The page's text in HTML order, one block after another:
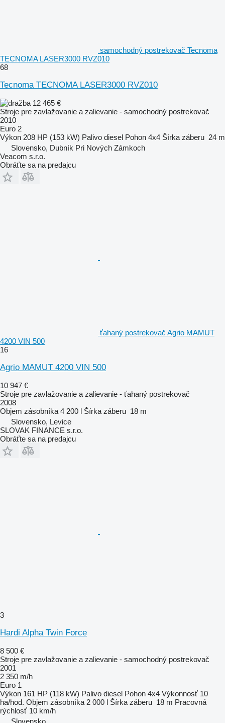
samochodný postrekovač Tecnoma
TECNOMA LASER3000 RVZ010
68
Tecnoma TECNOMA LASER3000 RVZ010
12 465 €
Stroje pre zavlažovanie a zalievanie - samochodný postrekovač
2010
Euro 2
Výkon 208 HP (153 kW) Palivo diesel Pohon 4x4 Šírka záberu 24 m
Slovensko, Dubník Pri Nových Zámkoch
Veacom s.r.o.
Obráťte sa na predajcu
ťahaný postrekovač Agrio MAMUT
4200 VIN 500
16
Agrio MAMUT 4200 VIN 500
10 947 €
Stroje pre zavlažovanie a zalievanie - ťahaný postrekovač
2008
Objem zásobníka 4 200 l Šírka záberu 18 m
Slovensko, Levice
SLOVAK FINANCE s.r.o.
Obráťte sa na predajcu
3
Hardi Alpha Twin Force
8 500 €
Stroje pre zavlažovanie a zalievanie - samochodný postrekovač
2001
2 350 m/h
Euro 1
Výkon 161 HP (118 kW) Palivo diesel Pohon 4x4 Výkonnosť 10
ha/hod. Objem zásobníka 2 000 l Šírka záberu 18 m Pracovná
rýchlosť 10 km/h
Slovensko